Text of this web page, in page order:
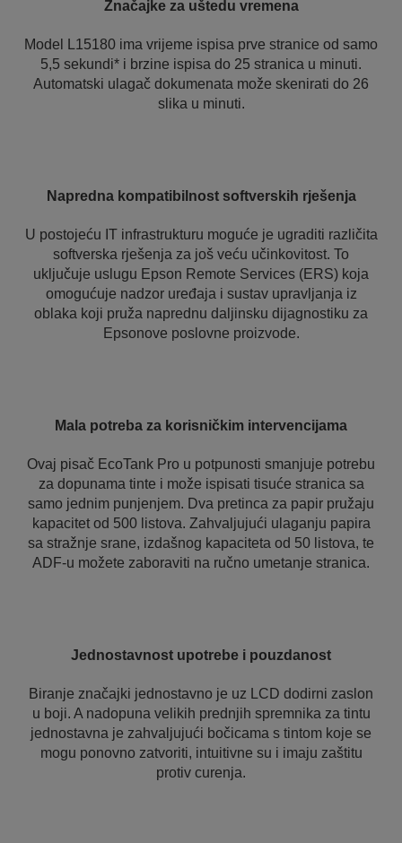
Značajke za uštedu vremena
Model L15180 ima vrijeme ispisa prve stranice od samo
5,5 sekundi* i brzine ispisa do 25 stranica u minuti.
Automatski ulagač dokumenata može skenirati do 26
slika u minuti.
Napredna kompatibilnost softverskih rješenja
U postojeću IT infrastrukturu moguće je ugraditi različita
softverska rješenja za još veću učinkovitost. To
uključuje uslugu Epson Remote Services (ERS) koja
omogućuje nadzor uređaja i sustav upravljanja iz
oblaka koji pruža naprednu daljinsku dijagnostiku za
Epsonove poslovne proizvode.
Mala potreba za korisničkim intervencijama
Ovaj pisač EcoTank Pro u potpunosti smanjuje potrebu
za dopunama tinte i može ispisati tisuće stranica sa
samo jednim punjenjem. Dva pretinca za papir pružaju
kapacitet od 500 listova. Zahvaljujući ulaganju papira
sa stražnje srane, izdašnog kapaciteta od 50 listova, te
ADF-u možete zaboraviti na ručno umetanje stranica.
Jednostavnost upotrebe i pouzdanost
Biranje značajki jednostavno je uz LCD dodirni zaslon
u boji. A nadopuna velikih prednjih spremnika za tintu
jednostavna je zahvaljujući bočicama s tintom koje se
mogu ponovno zatvoriti, intuitivne su i imaju zaštitu
protiv curenja.